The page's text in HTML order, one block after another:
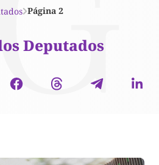
Página 2
Deputados